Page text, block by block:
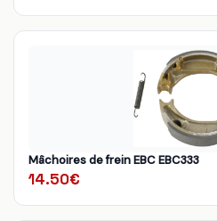
Mâchoires de frein EBC EBC333
14.50€